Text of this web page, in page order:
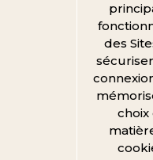
des
choix